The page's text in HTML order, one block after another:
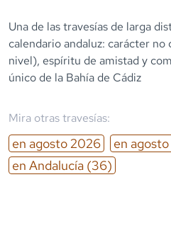
Una de las travesías de larga
calendario andaluz: carácter
nivel), espíritu de amistad y
único de la Bahía de Cádiz
Mira otras travesías:
en agosto 2026 en agosto
en Andalucía (36)